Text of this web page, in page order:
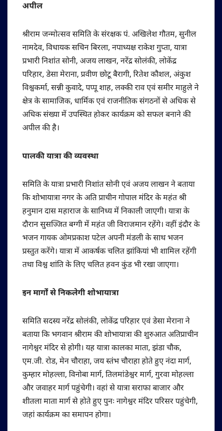
अपील
श्रीराम जन्मोत्सव समिति के संरक्षक पं. अखिलेश गौतम, सुनील
नामदेव, विधायक सचिन बिरला, नपाध्यक्ष राकेश गुप्ता, यात्रा
प्रभारी निशांत सोनी, अजय लाखन, नरेंद्र सोलंकी, लोकेंद्र
परिहार, डेसा मेराना, प्रवीण छोटू बैरागी, रितेश कौशल, अंकुश
विश्वकर्मा, सन्नी कुवादे, पप्पू शाह, लक्की राव एवं समीर माहुले ने
क्षेत्र के सामाजिक, धार्मिक एवं राजनीतिक संगठनों से अधिक से
अधिक संख्या में उपस्थित होकर कार्यक्रम को सफल बनाने की
अपील की है।
पालकी यात्रा की व्यवस्था
समिति के यात्रा प्रभारी निशांत सोनी एवं अजय लाखन ने बताया
कि शोभायात्रा नगर के अति प्राचीन गोपाल मंदिर के महंत श्री
हनुमान दास महाराज के सानिध्य में निकाली जाएगी। यात्रा के
दौरान सुसज्जित बग्गी में महंत जी विराजमान रहेंगे। वहीं इंदौर के
भजन गायक ओमप्रकाश पटेल अपनी मंडली के साथ भजन
प्रस्तुत करेंगे। यात्रा में आकर्षक चलित झांकियां भी शामिल रहेंगी
तथा विश्व शांति के लिए चलित हवन कुंड भी रखा जाएगा।
इन मार्गों से निकलेगी शोभायात्रा
समिति सदस्य नरेंद्र सोलंकी, लोकेंद्र परिहार एवं डेसा मेराना ने
बताया कि भगवान श्रीराम की शोभायात्रा की शुरुआत अतिप्राचीन
नागेश्वर मंदिर से होगी। यह यात्रा कालका माता, झंडा चौक,
एम.जी. रोड, मेन चौराहा, जय स्तंभ चौराहा होते हुए नंदा मार्ग,
कुम्हार मोहल्ला, विनोबा मार्ग, तिलमांडेश्वर मार्ग, गुरवा मोहल्ला
और जवाहर मार्ग पहुंचेगी। वहां से यात्रा सराफा बाजार और
शीतला माता मार्ग से होते हुए पुनः नागेश्वर मंदिर परिसर पहुंचेगी,
जहां कार्यक्रम का समापन होगा।